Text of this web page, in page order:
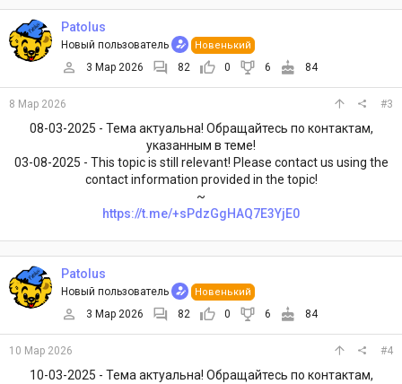
Patolus
Новый пользователь Новенький
3 Мар 2026 82 0 6 84
8 Мар 2026 #3
08-03-2025 - Тема актуальна! Обращайтесь по контактам,
указанным в теме!
03-08-2025 - This topic is still relevant! Please contact us using the
contact information provided in the topic!
~
https://t.me/+sPdzGgHAQ7E3YjE0
Patolus
Новый пользователь Новенький
3 Мар 2026 82 0 6 84
10 Мар 2026 #4
10-03-2025 - Тема актуальна! Обращайтесь по контактам,